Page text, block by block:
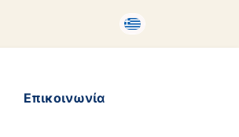
Επικοινωνία